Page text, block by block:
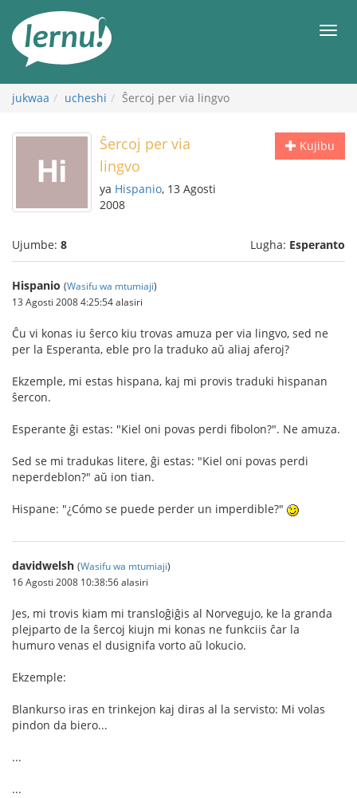
maudhui
jukwaa ucheshi Ŝercoj per via lingvo
Kujibu
Ŝercoj per via
lingvo
ya Hispanio, 13 Agosti
2008
Ujumbe: 8 Lugha: Esperanto
Hispanio (Wasifu wa mtumiaji)
13 Agosti 2008 4:25:54 alasiri
Ĉu vi konas iu ŝerco kiu trovas amuza per via lingvo, sed ne
per la Esperanta, eble pro la traduko aŭ aliaj aferoj?
Ekzemple, mi estas hispana, kaj mi provis traduki hispanan
ŝercon.
Esperante ĝi estas: "Kiel oni povas perdi fibolon?". Ne amuza.
Sed se mi tradukas litere, ĝi estas: "Kiel oni povas perdi
neperdeblon?" aŭ ion tian.
Hispane: "¿Cómo se puede perder un imperdible?"
davidwelsh (Wasifu wa mtumiaji)
16 Agosti 2008 10:38:56 alasiri
Jes, mi trovis kiam mi transloĝiĝis al Norvegujo, ke la granda
plejparto de la ŝercoj kiujn mi konas ne funkciis ĉar la
humuro venas el dusignifa vorto aŭ lokucio.
Ekzemple:
Blankurso iras en trinkejon kaj diras al la servisto: Mi volas
pindon da biero...
...
...